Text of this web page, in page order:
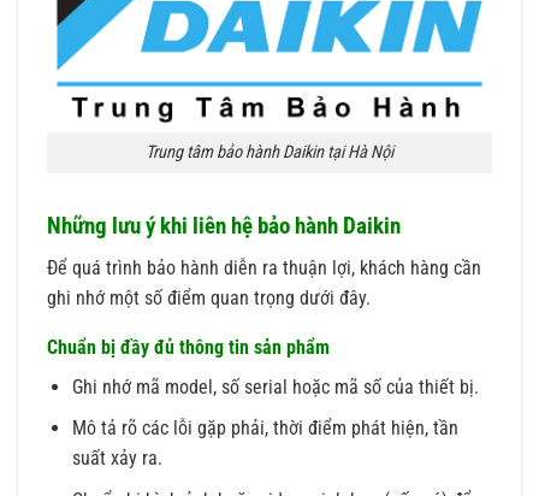
Trung tâm bảo hành Daikin tại Hà Nội
Những lưu ý khi liên hệ bảo hành Daikin
Để quá trình bảo hành diễn ra thuận lợi, khách hàng cần
ghi nhớ một số điểm quan trọng dưới đây.
Chuẩn bị đầy đủ thông tin sản phẩm
Ghi nhớ mã model, số serial hoặc mã số của thiết bị.
Mô tả rõ các lỗi gặp phải, thời điểm phát hiện, tần
suất xảy ra.